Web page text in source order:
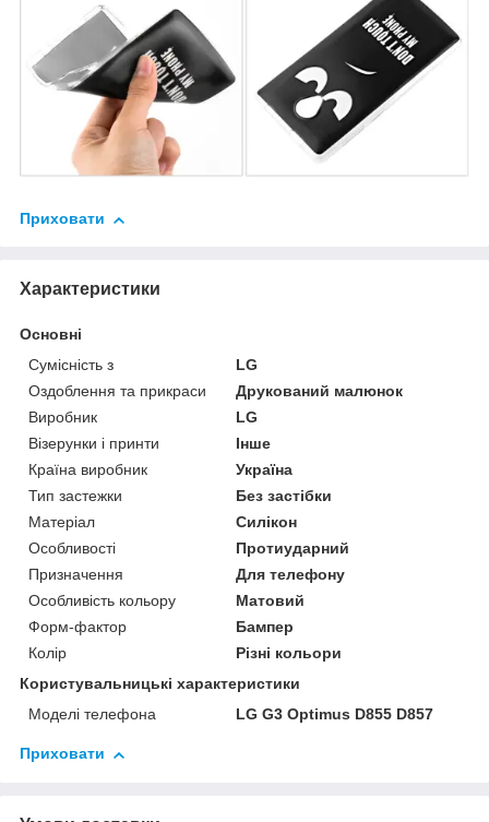
Приховати
Характеристики
Основні
Сумісність з
LG
Оздоблення та прикраси
Друкований малюнок
Виробник
LG
Візерунки і принти
Інше
Країна виробник
Україна
Тип застежки
Без застібки
Матеріал
Силікон
Особливості
Протиударний
Призначення
Для телефону
Особливість кольору
Матовий
Форм-фактор
Бампер
Колір
Різні кольори
Користувальницькі характеристики
Моделі телефона
LG G3 Optimus D855 D857
Приховати